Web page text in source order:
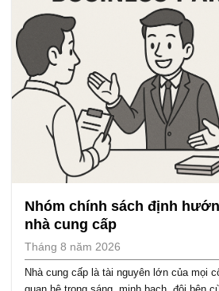
Nhóm chính sách định
nhà cung cấp
Tháng 8 năm 2026
Nhà cung cấp là tài nguyên lớn của mọi